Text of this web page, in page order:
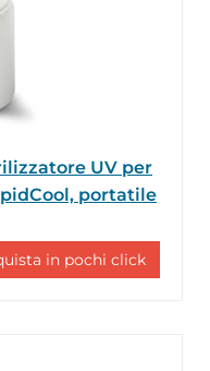
UV per
portatile
in pochi click